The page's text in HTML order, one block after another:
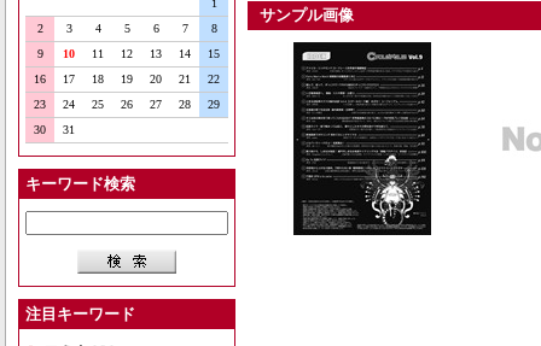
2
3 4 5 6 7
8
9
10 11 12 13 14
15
16
17 18 19 20 21
22
23
24 25 26 27 28
29
30
31
キーワード検索
注目キーワード
サンプル画像